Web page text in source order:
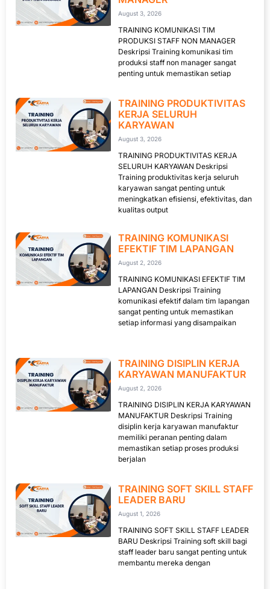
August 3, 2026
TRAINING KOMUNIKASI TIM
PRODUKSI STAFF NON MANAGER
Deskripsi Training komunikasi tim
produksi staff non manager sangat
penting untuk memastikan setiap
TRAINING PRODUKTIVITAS
KERJA SELURUH
KARYAWAN
August 3, 2026
TRAINING PRODUKTIVITAS KERJA
SELURUH KARYAWAN Deskripsi
Training produktivitas kerja seluruh
karyawan sangat penting untuk
meningkatkan efisiensi, efektivitas, dan
kualitas output
TRAINING KOMUNIKASI
EFEKTIF TIM LAPANGAN
August 2, 2026
TRAINING KOMUNIKASI EFEKTIF TIM
LAPANGAN Deskripsi Training
komunikasi efektif dalam tim lapangan
sangat penting untuk memastikan
setiap informasi yang disampaikan
TRAINING DISIPLIN KERJA
KARYAWAN MANUFAKTUR
August 2, 2026
TRAINING DISIPLIN KERJA KARYAWAN
MANUFAKTUR Deskripsi Training
disiplin kerja karyawan manufaktur
memiliki peranan penting dalam
memastikan setiap proses produksi
berjalan
TRAINING SOFT SKILL STAFF
LEADER BARU
August 1, 2026
TRAINING SOFT SKILL STAFF LEADER
BARU Deskripsi Training soft skill bagi
staff leader baru sangat penting untuk
membantu mereka dengan